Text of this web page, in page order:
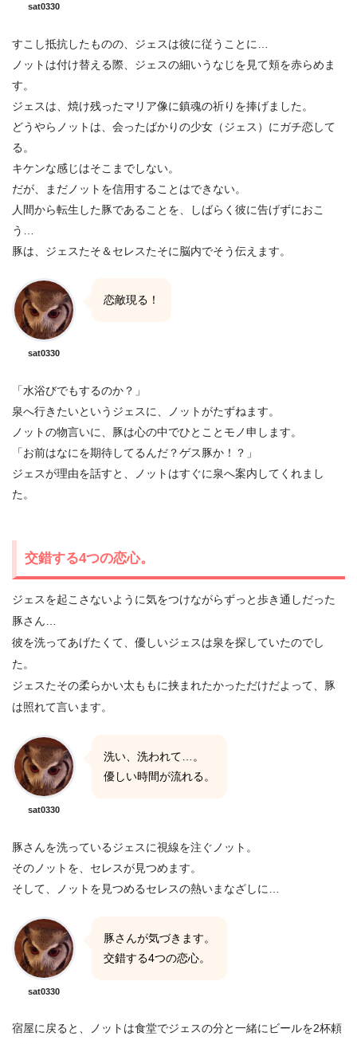
sat0330
すこし抵抗したものの、ジェスは彼に従うことに…
ノットは付け替える際、ジェスの細いうなじを見て頬を赤らめま
す。
ジェスは、焼け残ったマリア像に鎮魂の祈りを捧げました。
どうやらノットは、会ったばかりの少女（ジェス）にガチ恋して
る。
キケンな感じはそこまでしない。
だが、まだノットを信用することはできない。
人間から転生した豚であることを、しばらく彼に告げずにおこ
う…
豚は、ジェスたそ＆セレスたそに脳内でそう伝えます。
sat0330
恋敵現る！
「水浴びでもするのか？」
泉へ行きたいというジェスに、ノットがたずねます。
ノットの物言いに、豚は心の中でひとことモノ申します。
「お前はなにを期待してるんだ？ゲス豚か！？」
ジェスが理由を話すと、ノットはすぐに泉へ案内してくれまし
た。
交錯する4つの恋心。
ジェスを起こさないように気をつけながらずっと歩き通しだった
豚さん…
彼を洗ってあげたくて、優しいジェスは泉を探していたのでし
た。
ジェスたその柔らかい太ももに挟まれたかっただけだよって、豚
は照れて言います。
sat0330
洗い、洗われて…。
優しい時間が流れる。
豚さんを洗っているジェスに視線を注ぐノット。
そのノットを、セレスが見つめます。
そして、ノットを見つめるセレスの熱いまなざしに…
sat0330
豚さんが気づきます。
交錯する4つの恋心。
宿屋に戻ると、ノットは食堂でジェスの分と一緒にビールを2杯頼